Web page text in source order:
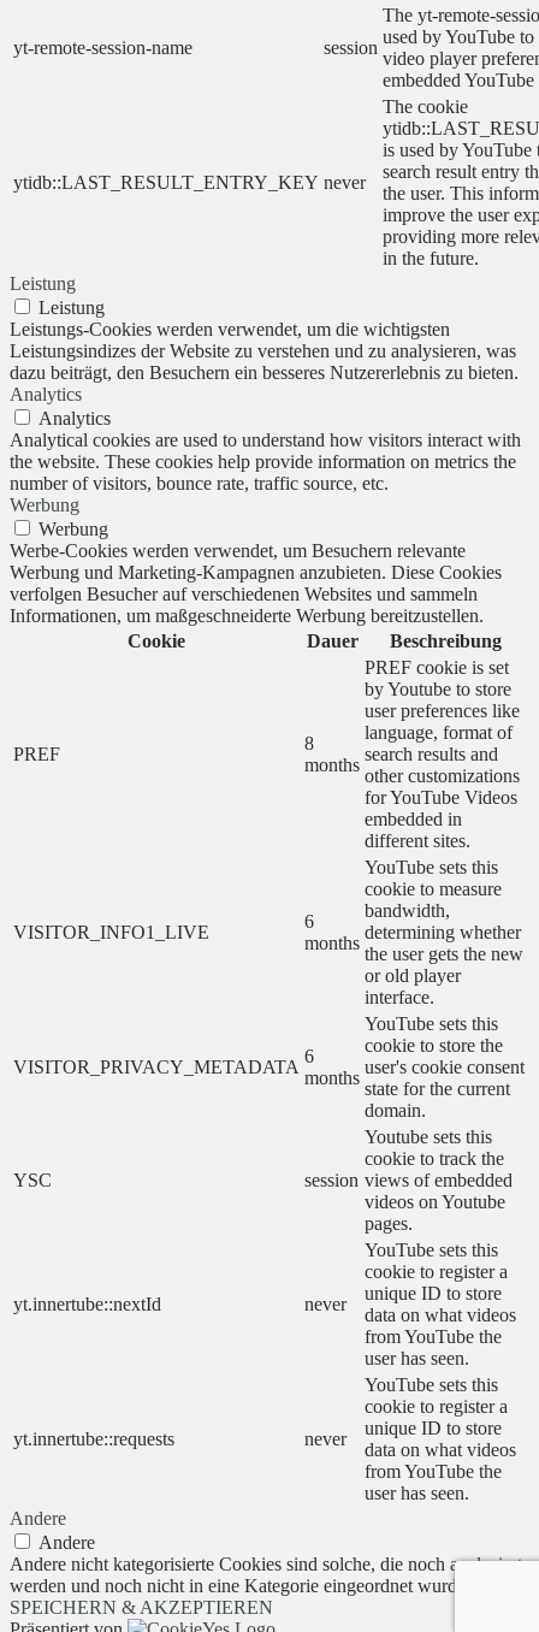
yt-remote-session-name session
The yt-remote-
used by YouTube to
video player
embedded
ytidb::LAST_RESULT_ENTRY_KEY never
The cookie
is used by YouTube
search result entry
the user. This
improve the user
providing more
in the future.
Leistung
Leistung
Leistungs-Cookies werden verwendet, um die wichtigsten
Leistungsindizes der Website zu verstehen und zu analysieren, was
dazu beiträgt, den Besuchern ein besseres Nutzererlebnis zu bieten.
Analytics
Analytics
Analytical cookies are used to understand how visitors interact with
the website. These cookies help provide information on metrics the
number of visitors, bounce rate, traffic source, etc.
Werbung
Werbung
Werbe-Cookies werden verwendet, um Besuchern relevante
Werbung und Marketing-Kampagnen anzubieten. Diese Cookies
verfolgen Besucher auf verschiedenen Websites und sammeln
Informationen, um maßgeschneiderte Werbung bereitzustellen.
Cookie
Dauer Beschreibung
PREF
8
months
PREF cookie is set
by Youtube to store
user preferences like
language, format of
search results and
other customizations
for YouTube Videos
embedded in
different sites.
VISITOR_INFO1_LIVE
6
months
YouTube sets this
cookie to measure
bandwidth,
determining whether
the user gets the new
or old player
interface.
VISITOR_PRIVACY_METADATA
6
months
YouTube sets this
cookie to store the
user's cookie consent
state for the current
domain.
YSC session
Youtube sets this
cookie to track the
views of embedded
videos on Youtube
pages.
yt.innertube::nextId never
YouTube sets this
cookie to register a
unique ID to store
data on what videos
from YouTube the
user has seen.
yt.innertube::requests never
YouTube sets this
cookie to register a
unique ID to store
data on what videos
from YouTube the
user has seen.
Andere
Andere
Andere nicht kategorisierte Cookies sind solche, die noch analysiert
werden und noch nicht in eine Kategorie eingeordnet wurden.
SPEICHERN & AKZEPTIEREN